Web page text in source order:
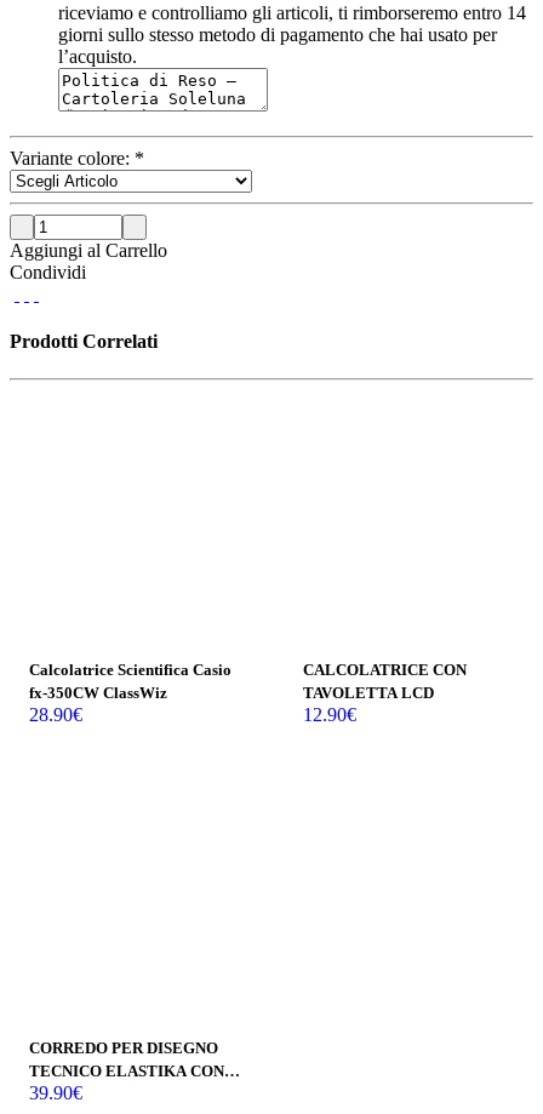
riceviamo e controlliamo gli articoli, ti rimborseremo entro 14
giorni sullo stesso metodo di pagamento che hai usato per
l’acquisto.
Variante colore: *
Aggiungi al Carrello
Condividi
Prodotti Correlati
Calcolatrice Scientifica Casio
fx-350CW ClassWiz
28.90€
CALCOLATRICE CON
TAVOLETTA LCD
12.90€
CORREDO PER DISEGNO
TECNICO ELASTIKA CON
SCATOLA REGALO
39.90€